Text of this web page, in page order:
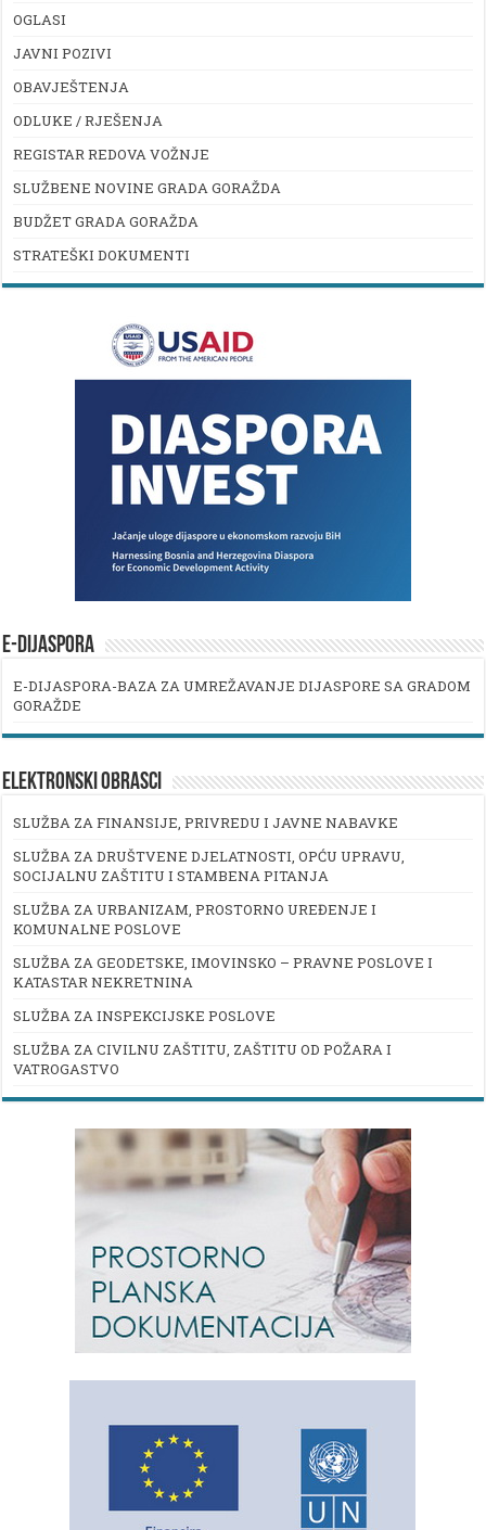
OGLASI
JAVNI POZIVI
OBAVJEŠTENJA
ODLUKE / RJEŠENJA
REGISTAR REDOVA VOŽNJE
SLUŽBENE NOVINE GRADA GORAŽDA
BUDŽET GRADA GORAŽDA
STRATEŠKI DOKUMENTI
E-DIJASPORA
E-DIJASPORA-BAZA ZA UMREŽAVANJE DIJASPORE SA GRADOM
GORAŽDE
ELEKTRONSKI OBRASCI
SLUŽBA ZA FINANSIJE, PRIVREDU I JAVNE NABAVKE
SLUŽBA ZA DRUŠTVENE DJELATNOSTI, OPĆU UPRAVU,
SOCIJALNU ZAŠTITU I STAMBENA PITANJA
SLUŽBA ZA URBANIZAM, PROSTORNO UREĐENJE I
KOMUNALNE POSLOVE
SLUŽBA ZA GEODETSKE, IMOVINSKO – PRAVNE POSLOVE I
KATASTAR NEKRETNINA
SLUŽBA ZA INSPEKCIJSKE POSLOVE
SLUŽBA ZA CIVILNU ZAŠTITU, ZAŠTITU OD POŽARA I
VATROGASTVO